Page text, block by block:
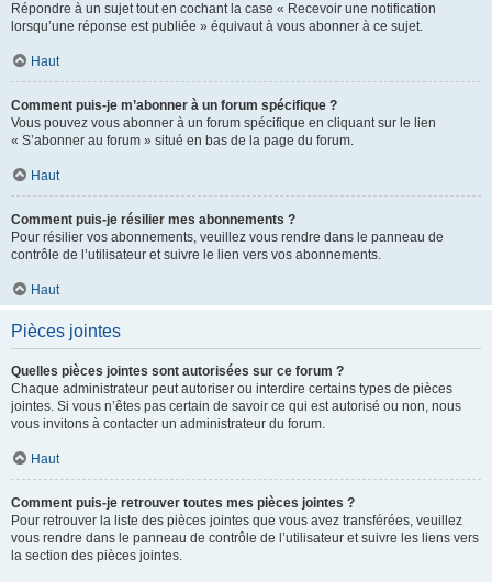
Répondre à un sujet tout en cochant la case « Recevoir une notification
lorsqu’une réponse est publiée » équivaut à vous abonner à ce sujet.
Haut
Comment puis-je m’abonner à un forum spécifique ?
Vous pouvez vous abonner à un forum spécifique en cliquant sur le lien
« S’abonner au forum » situé en bas de la page du forum.
Haut
Comment puis-je résilier mes abonnements ?
Pour résilier vos abonnements, veuillez vous rendre dans le panneau de
contrôle de l’utilisateur et suivre le lien vers vos abonnements.
Haut
Pièces jointes
Quelles pièces jointes sont autorisées sur ce forum ?
Chaque administrateur peut autoriser ou interdire certains types de pièces
jointes. Si vous n’êtes pas certain de savoir ce qui est autorisé ou non, nous
vous invitons à contacter un administrateur du forum.
Haut
Comment puis-je retrouver toutes mes pièces jointes ?
Pour retrouver la liste des pièces jointes que vous avez transférées, veuillez
vous rendre dans le panneau de contrôle de l’utilisateur et suivre les liens vers
la section des pièces jointes.